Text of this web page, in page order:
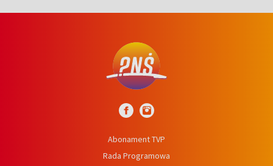
Abonament TVP
Rada Programowa